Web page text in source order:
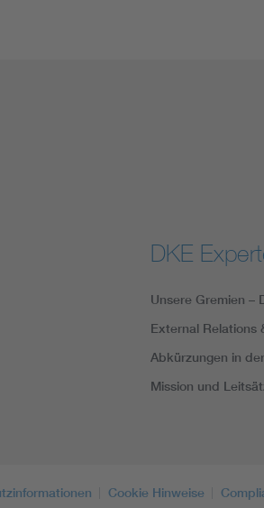
DKE
Unsere Gremien –
External Relations
Abkürzungen in
Mission und
Cookie Hinweise